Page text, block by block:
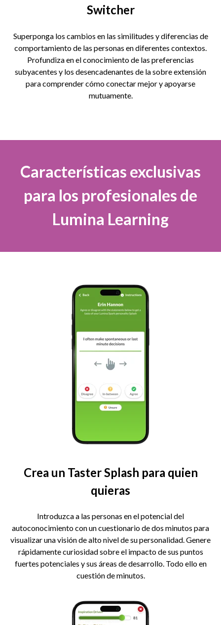
Switcher
Superponga los cambios en las similitudes y diferencias de
comportamiento de las personas en diferentes contextos.
Profundiza en el conocimiento de las preferencias
subyacentes y los desencadenantes de la sobre extensión
para comprender cómo conectar mejor y apoyarse
mutuamente.
Características exclusivas
para los profesionales de
Lumina Learning
Crea un Taster Splash para quien
quieras
Introduzca a las personas en el potencial del
autoconocimiento con un cuestionario de dos minutos para
visualizar una visión de alto nivel de su personalidad. Genere
rápidamente curiosidad sobre el impacto de sus puntos
fuertes potenciales y sus áreas de desarrollo. Todo ello en
cuestión de minutos.